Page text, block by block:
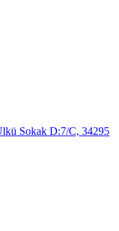
Sokak D:7/C, 34295